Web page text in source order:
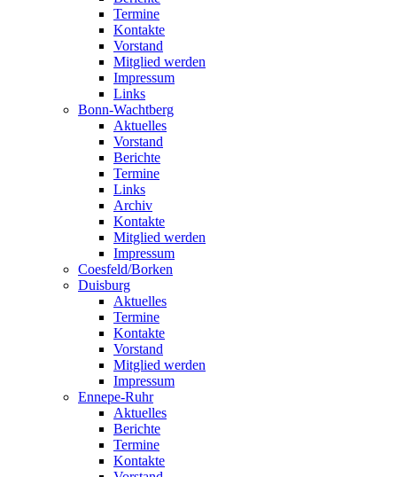
Termine
Kontakte
Vorstand
Mitglied werden
Impressum
Links
Bonn-Wachtberg
Aktuelles
Vorstand
Berichte
Termine
Links
Archiv
Kontakte
Mitglied werden
Impressum
Coesfeld/Borken
Duisburg
Aktuelles
Termine
Kontakte
Vorstand
Mitglied werden
Impressum
Ennepe-Ruhr
Aktuelles
Berichte
Termine
Kontakte